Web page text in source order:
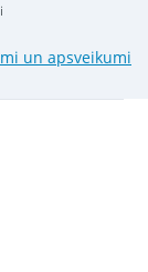
un apsveikumi